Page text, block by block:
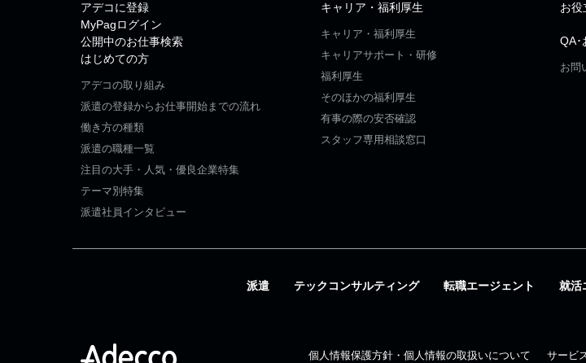
アデコに登録
MyPagログイン
公開中のお仕事検索
はじめての方
アデコの取り組み
派遣の登録からお仕事開始までの流れ
働き方の種類
派遣の職種一覧
注目の大手・人気・優良企業特集
テーマ別特集
派遣社員インタビュー
キャリア・福利厚生
キャリア・福利厚生
キャリアサポート・研修
福利厚生
そのほかの福利厚生
有事の際の安否確認
スタッフ専用相談窓口
お役
QA･
お問
派遣 テックコンサルティング 転職エージェント 就活
個人情報保護方針・個人情報の取扱いについて サービ